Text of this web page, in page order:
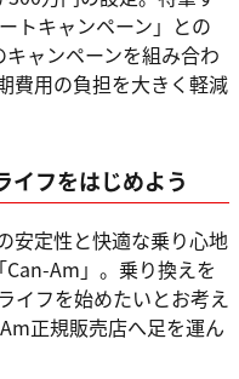
トキャンペーン」との
ャンペーンを組み合わ
費用の負担を大きく軽減
イフをはじめよう
安定性と快適な乗り心地
Am」。乗り換えを
イフを始めたいとお考え
正規販売店へ足を運ん